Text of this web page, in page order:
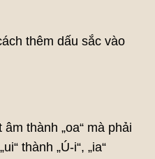
thêm dấu sắc vào
thành „oa“ mà phải
thành „Ú-i“, „ia“